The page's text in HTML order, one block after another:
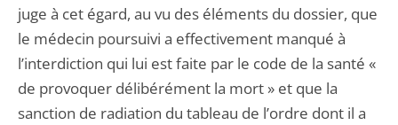
juge à cet égard, au vu des éléments du dossier, que
le médecin poursuivi a effectivement manqué à
l’interdiction qui lui est faite par le code de la santé «
de provoquer délibérément la mort » et que la
sanction de radiation du tableau de l’ordre dont il a